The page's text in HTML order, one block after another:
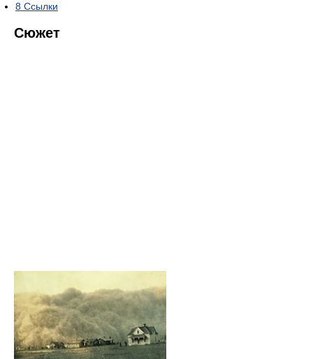
8 Ссылки
Сюжет